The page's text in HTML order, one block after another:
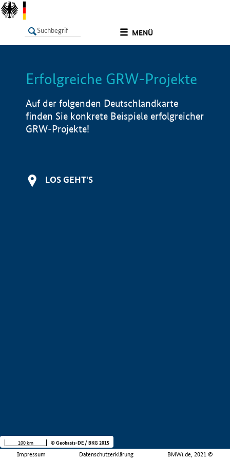
MENÜ
LISTE Info
Erfolgreiche GRW-Projekte
Auf der folgenden Deutschlandkarte
finden Sie konkrete Beispiele erfolgreicher
GRW-Projekte!
LOS GEHT'S
Impressum Datenschutzerklärung BMWi.de, 2021 ©
100 km © Geobasis-DE / BKG 2015